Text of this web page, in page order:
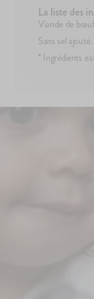
La liste des
Viande de
Sans sel
* Ingrédients